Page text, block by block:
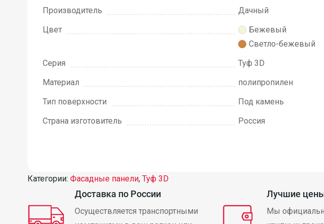
Производитель
Дачный
Цвет
Бежевый
Светло-бежевый
Серия
Туф 3D
Материал
полипропилен
Тип поверхности
Под камень
Страна изготовитель
Россия
Категории: Фасадные панели, Туф 3D
Доставка по России
Осуществляется транспортными
Лучшие
Мы